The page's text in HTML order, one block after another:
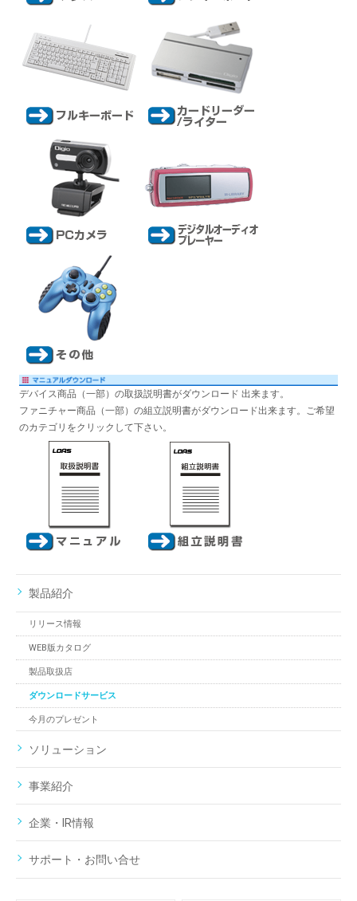
デバイス商品（一部）の取扱説明書がダウンロード 出来ます。
ファニチャー商品（一部）の組立説明書がダウンロード出来ます。ご希望
のカテゴリをクリックして下さい。
製品紹介
リリース情報
WEB版カタログ
製品取扱店
ダウンロードサービス
今月のプレゼント
ソリューション
事業紹介
企業・IR情報
サポート・お問い合せ